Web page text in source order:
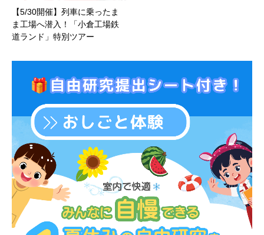
【5/30開催】列車に乗ったま
ま工場へ潜入！「小倉工場鉄
道ランド」特別ツアー